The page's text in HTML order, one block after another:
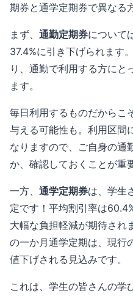
期券と通学定期券で異なる
まず、 通勤定期券について
37.4%に引き下げられます
り、通勤で利用する方にと
ます。
毎日利用するものだからこ
与える可能性も。利用区間
なりますので、ご自身の通
か、確認しておくことが重
一方、 通学定期券は、学生
定です！平均割引率は
大幅な負担軽減が期待され
の一か月通学定期は、現行
値下げされる見込みです。
これは、学生の皆さんの学